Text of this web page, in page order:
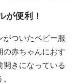
が便利！
がついたベビー服
の赤ちゃんにおす
開きになっている